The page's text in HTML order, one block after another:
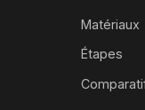
Matériaux
Étapes